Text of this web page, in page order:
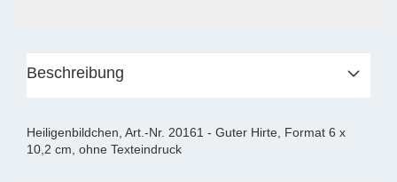
Beschreibung
Heiligenbildchen, Art.-Nr. 20161 - Guter Hirte, Format 6 x
10,2 cm, ohne Texteindruck